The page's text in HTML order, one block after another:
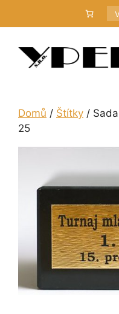
Domů / Štítky /
25